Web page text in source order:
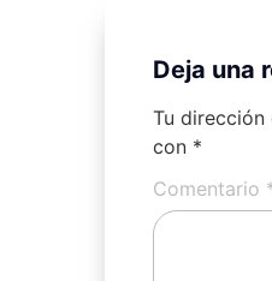
Deja una
Tu
con *
Comentario